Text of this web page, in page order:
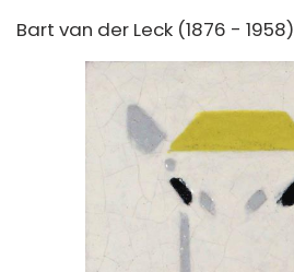
Bart van der Leck (1876 - 1958)